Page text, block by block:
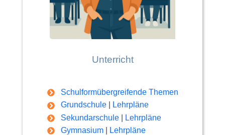
Unterricht
Schulformübergreifende Themen
Grundschule|
Lehrpläne
Sekundarschule|
Lehrpläne
Gymnasium|
Lehrpläne